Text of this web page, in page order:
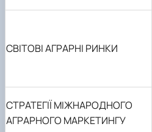
СВІТОВІ АГРАРНІ РИНКИ
СТРАТЕГІЇ МІЖНАРОДНОГО
АГРАРНОГО МАРКЕТИНГУ